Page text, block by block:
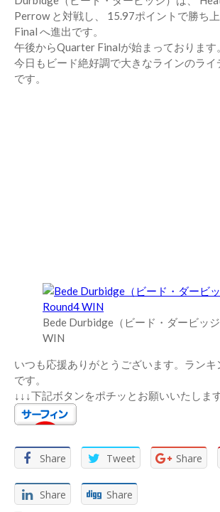
Perrow と対戦し、 15.97ポイントで勝ち
Final へ進出です。
午後からQuarter Finalが始まっております。
今日もビード絶好調で大きなラインのラ
です。
Bede Durbidge（ビード・ダービッ
WIN
いつも応援ありがとうございます。ランキ
です。
↓↓↓下記ボタンをポチッとお願いいたします
Share Tweet Share
Share Share